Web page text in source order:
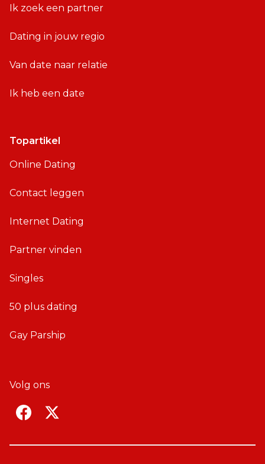
Ik zoek een partner
Dating in jouw regio
Van date naar relatie
Ik heb een date
Topartikel
Online Dating
Contact leggen
Internet Dating
Partner vinden
Singles
50 plus dating
Gay Parship
Volg ons
F
c
T
i